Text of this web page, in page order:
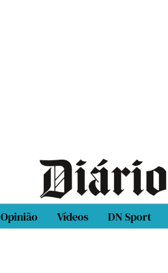
Opinião Vídeos DN Sport